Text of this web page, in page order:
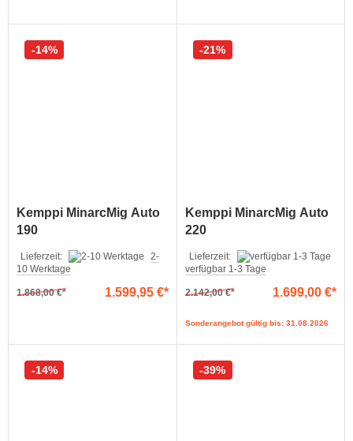
Kemppi MinarcMig Auto
190
Lieferzeit:
2-
10 Werktage
1.868,00 € 1.599,95 €
14%
Kemppi MinarcMig Auto
220
Lieferzeit:
verfügbar 1-3 Tage
2.142,00 € 1.699,00 €
21%
Sonderangebot gültig bis: 31.08.2026
14% 39%